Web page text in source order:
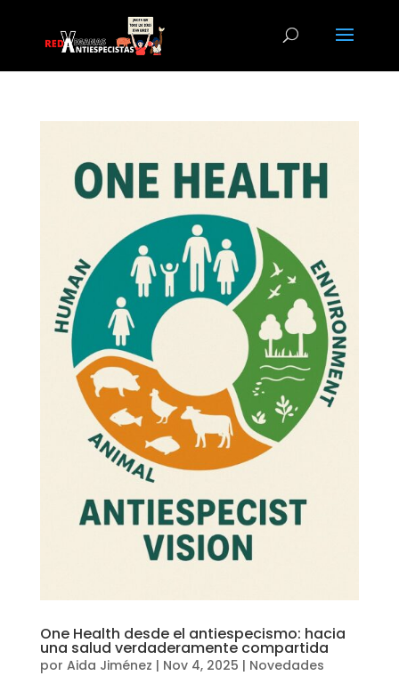
One Health desde el antiespecismo: hacia
una salud verdaderamente compartida
por Aida Jiménez | Nov 4, 2025 | Novedades